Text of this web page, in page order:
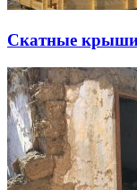
Скатные